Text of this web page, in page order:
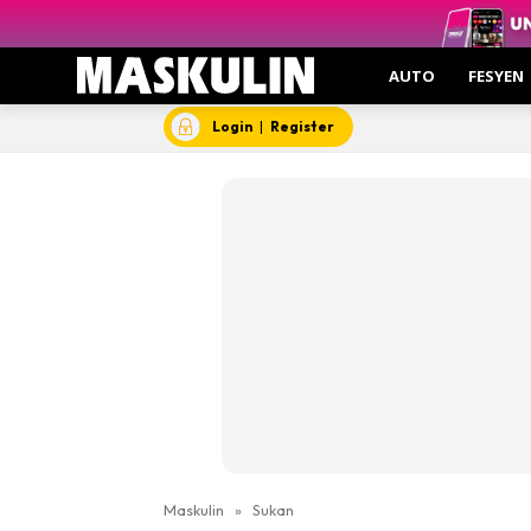
AUTO FESYEN
Login | Register
Maskulin » Sukan